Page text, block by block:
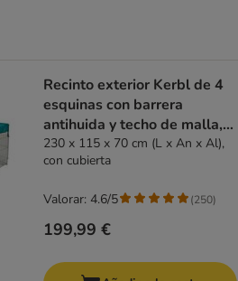
Recinto exterior Kerbl de 4
esquinas con barrera
antihuida y techo de malla,
grande
230 x 115 x 70 cm (L x An x Al),
con cubierta
199,99 €
Valorar: 4.6/5 (250)